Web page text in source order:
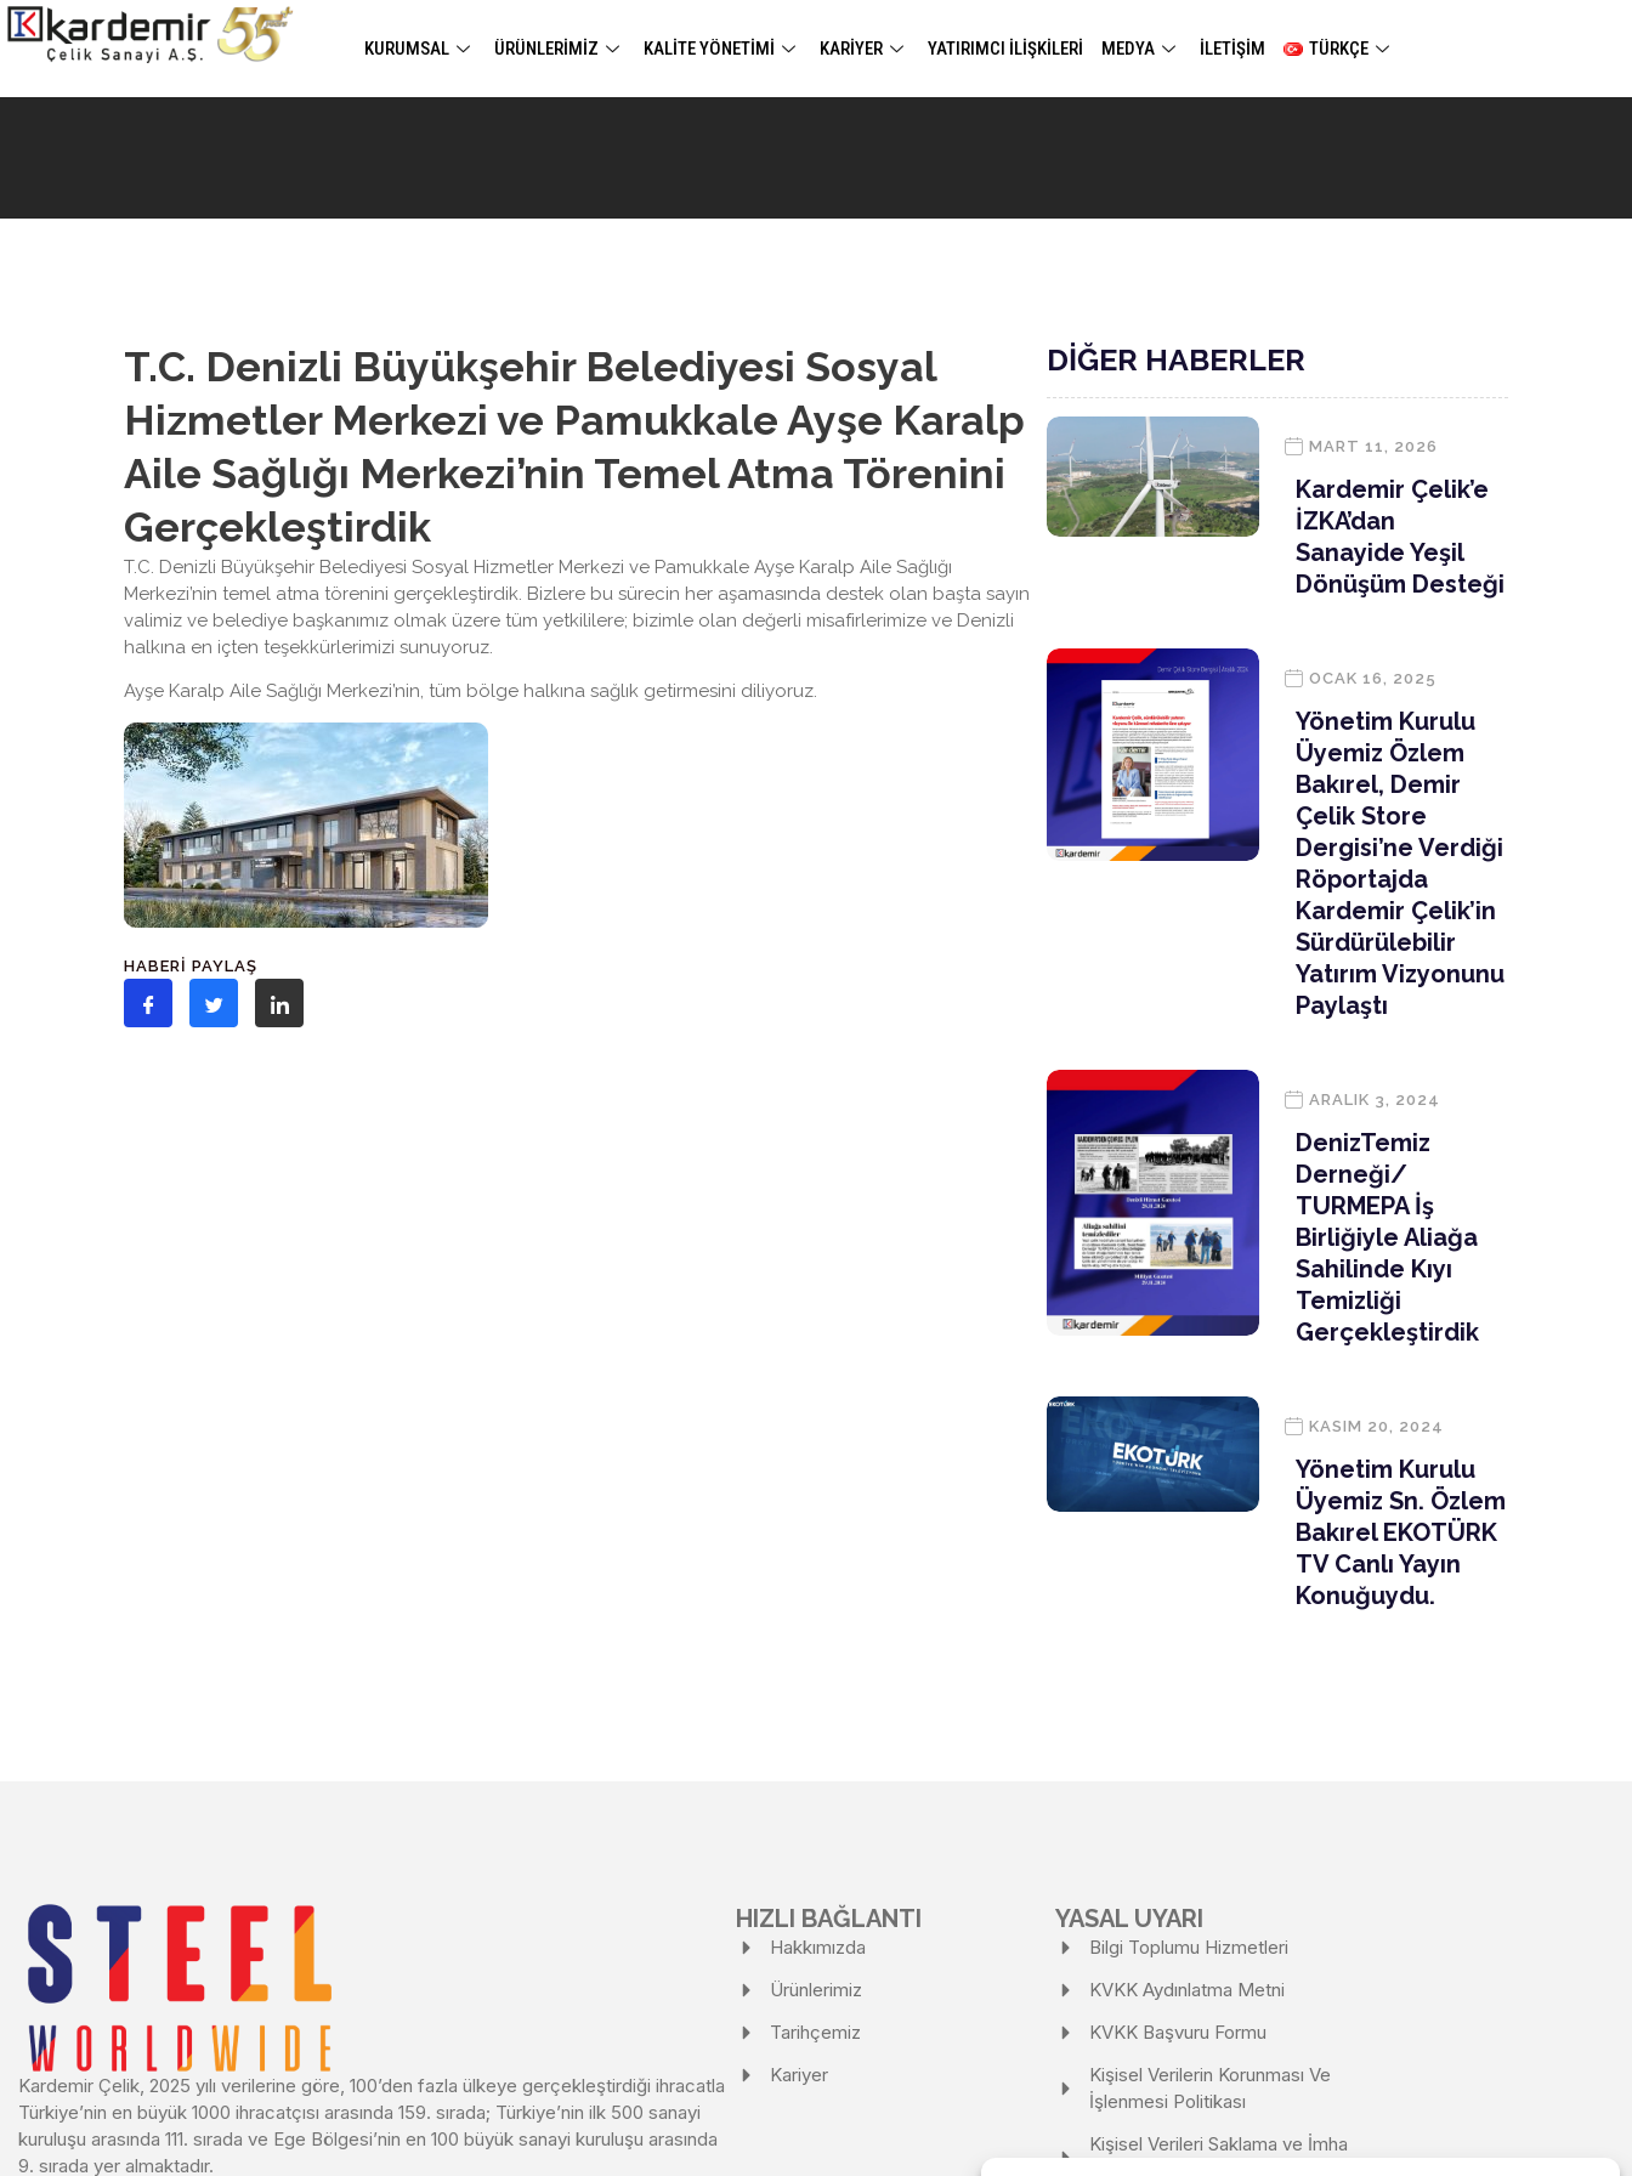
KURUMSAL ÜRÜNLERIMIZ KALİTE YÖNETİMİ KARİYER YATIRIMCI İLİŞKİLERİ MEDYA İLETİŞİM TÜRKÇE
T.C. Denizli Büyükşehir Belediyesi Sosyal
Hizmetler Merkezi ve Pamukkale Ayşe Karalp
Aile Sağlığı Merkezi’nin Temel Atma Törenini
Gerçekleştirdik
T.C. Denizli Büyükşehir Belediyesi Sosyal Hizmetler Merkezi ve Pamukkale Ayşe Karalp Aile Sağlığı
Merkezi’nin temel atma törenini gerçekleştirdik. Bizlere bu sürecin her aşamasında destek olan başta sayın
valimiz ve belediye başkanımız olmak üzere tüm yetkililere; bizimle olan değerli misafirlerimize ve Denizli
halkına en içten teşekkürlerimizi sunuyoruz.
Ayşe Karalp Aile Sağlığı Merkezi’nin, tüm bölge halkına sağlık getirmesini diliyoruz.
HABERİ PAYLAŞ
DİĞER HABERLER
MART 11, 2026
Kardemir Çelik’e
İZKA’dan
Sanayide Yeşil
Dönüşüm Desteği
OCAK 16, 2025
Yönetim Kurulu
Üyemiz Özlem
Bakırel, Demir
Çelik Store
Dergisi’ne Verdiği
Röportajda
Kardemir Çelik’in
Sürdürülebilir
Yatırım Vizyonunu
Paylaştı
ARALIK 3, 2024
DenizTemiz
Derneği/
TURMEPA İş
Birliğiyle Aliağa
Sahilinde Kıyı
Temizliği
Gerçekleştirdik
KASIM 20, 2024
Yönetim Kurulu
Üyemiz Sn. Özlem
Bakırel EKOTÜRK
TV Canlı Yayın
Konuğuydu.
Kardemir Çelik, 2025 yılı verilerine göre, 100’den fazla ülkeye gerçekleştirdiği ihracatla
Türkiye’nin en büyük 1000 ihracatçısı arasında 159. sırada; Türkiye’nin ilk 500 sanayi
kuruluşu arasında 111. sırada ve Ege Bölgesi’nin en 100 büyük sanayi kuruluşu arasında
9. sırada yer almaktadır.
HIZLI BAĞLANTI
Hakkımızda
Ürünlerimiz
Tarihçemiz
Kariyer
YASAL UYARI
Bilgi Toplumu Hizmetleri
KVKK Aydınlatma Metni
KVKK Başvuru Formu
Kişisel Verilerin Korunması Ve
İşlenmesi Politikası
Kişisel Verileri Saklama ve İmha